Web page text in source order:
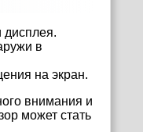
дисплея.
в
на экран.
внимания и
может стать